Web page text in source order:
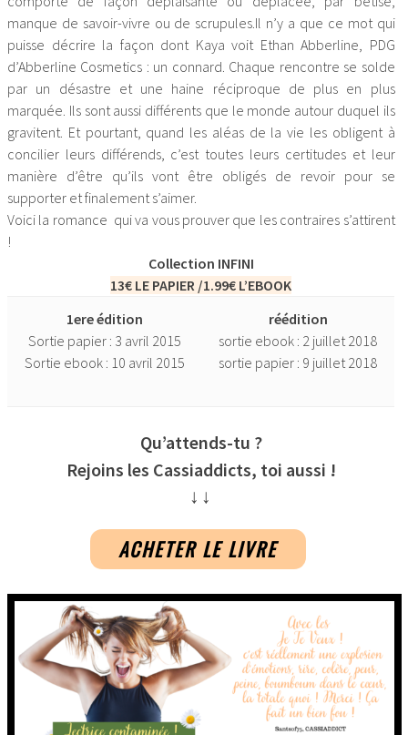
manque de savoir-vivre ou de scrupules.Il n’y a que ce mot qui
puisse décrire la façon dont Kaya voit Ethan Abberline, PDG
d’Abberline Cosmetics : un connard. Chaque rencontre se solde
par un désastre et une haine réciproque de plus en plus
marquée. Ils sont aussi différents que le monde autour duquel ils
gravitent. Et pourtant, quand les aléas de la vie les obligent à
concilier leurs différends, c’est toutes leurs certitudes et leur
manière d’être qu’ils vont être obligés de revoir pour se
supporter et finalement s’aimer.
Voici la romance qui va vous prouver que les contraires s’attirent
!
Collection INFINI
13€ LE PAPIER /1.99€ L’EBOOK
1ere édition
Sortie papier : 3 avril 2015
Sortie ebook : 10 avril 2015
réédition
sortie ebook : 2 juillet 2018
sortie papier : 9 juillet 2018
Qu’attends-tu ?
Rejoins les Cassiaddicts, toi aussi !
↓↓
ACHETER LE LIVRE